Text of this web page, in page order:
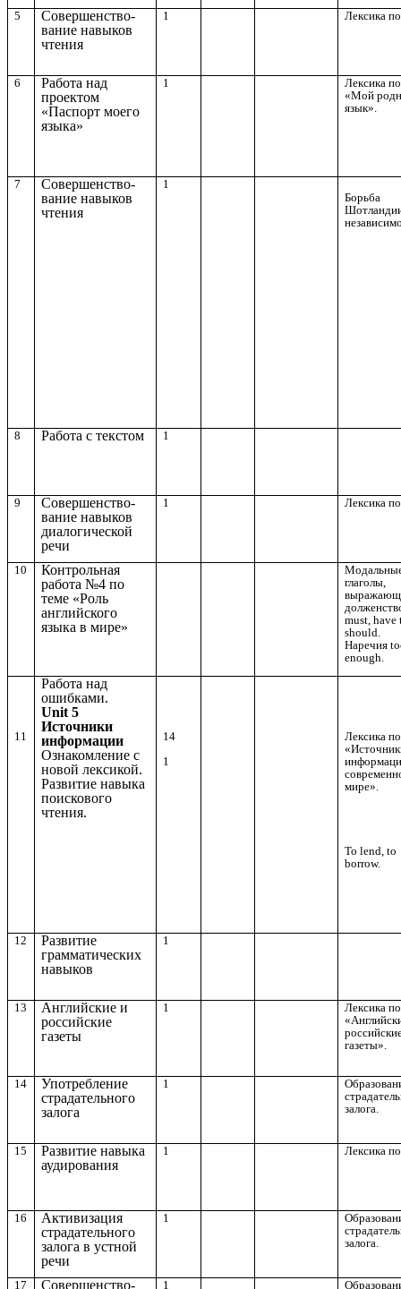
5
Совершенство-
вание навыков
чтения
1 Лексика
6
Работа над
проектом
«Паспорт моего
языка»
1
Лексика
«Мой
язык».
7
Совершенство-
вание навыков
чтения
1
Борьба
8 Работа с текстом 1
9
Совершенство-
вание навыков
диалогической
речи
1 Лексика
10
Контрольная
работа №4 по
теме «Роль
английского
языка в мире»
глаголы,
must, have
should.
Наречия
enough.
11
Работа над
ошибками.
Unit 5
Источники
информации
Ознакомление с
новой лексикой.
Развитие навыка
поискового
чтения.
14
1
Лексика
мире».
To lend, to
borrow.
12
Развитие
грамматических
навыков
1
13
Английские и
российские
газеты
1
Лексика
газеты».
14
Употребление
страдательного
залога
1
залога.
15
Развитие навыка
аудирования
1 Лексика
16
Активизация
страдательного
залога в устной
речи
1
залога.
17
Совершенство-
1